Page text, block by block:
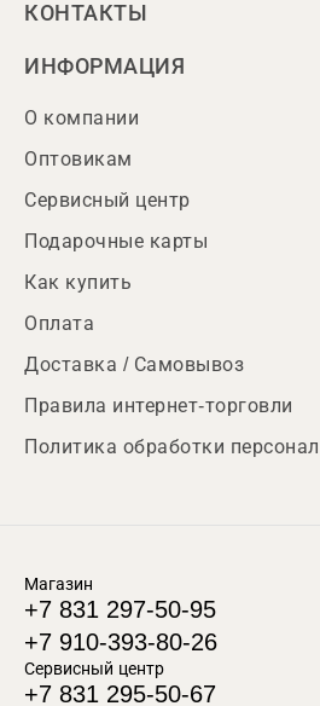
КОНТАКТЫ
ИНФОРМАЦИЯ
О компании
Оптовикам
Сервисный центр
Подарочные карты
Как купить
Оплата
Доставка / Самовывоз
Правила интернет-торговли
Политика обработки
Магазин
+7 831 297-50-95
+7 910-393-80-26
Сервисный центр
+7 831 295-50-67